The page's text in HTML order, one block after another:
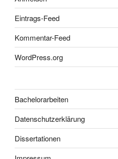
Eintrags-Feed
Kommentar-Feed
WordPress.org
Bachelorarbeiten
Datenschutzerklärung
Dissertationen